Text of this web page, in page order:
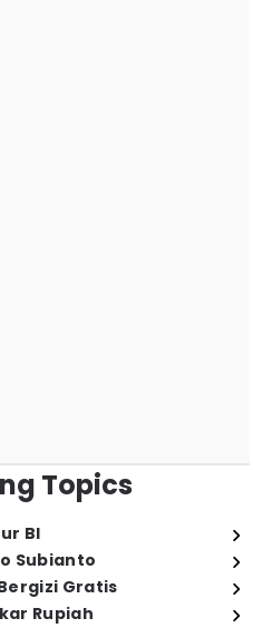
Topics
BI
Subianto
Gratis
Rupiah